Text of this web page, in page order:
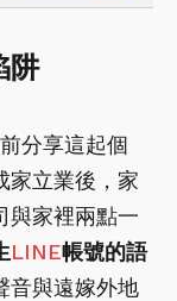
阱
分享這起個
家立業後，家
與家裡兩點一
LINE帳號的語
音與遠嫁外地